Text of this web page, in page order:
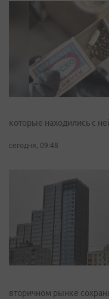
которые находились с
сегодня, 09:48
вторичном рынке